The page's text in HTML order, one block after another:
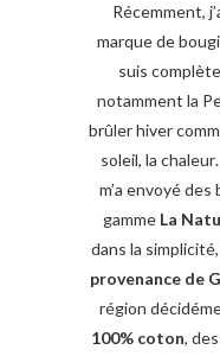
Récemment,
marque de
suis
notamment la
brûler hiver
soleil, la
m’a envoyé
gamme La
dans la
provenance de
région
100% coton,